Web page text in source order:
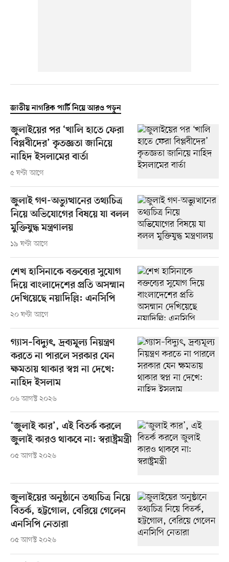
জাতীয় নাগরিক পার্টি নিয়ে আরও পড়ুন
জুলাইয়ের পর ‘খালি হাতে ফেরা
বিপ্লবীদের’ কৃতজ্ঞতা জানিয়ে
নাহিদ ইসলামের বার্তা
৫ ঘণ্টা আগে
জুলাই গণ-অভ্যুত্থানের তথ্যচিত্র
নিয়ে অভিযোগের বিষয়ে যা বলল
মুক্তিযুদ্ধ মন্ত্রণালয়
১৯ ঘণ্টা আগে
শেখ হাসিনাকে বক্তব্যের সুযোগ
দিয়ে বাংলাদেশের প্রতি অসম্মান
দেখিয়েছে নয়াদিল্লি: এনসিপি
২০ ঘণ্টা আগে
গ্যাস–বিদ্যুৎ, দ্রব্যমূল্য নিয়ন্ত্রণ
করতে না পারলে সরকার যেন
ক্ষমতায় থাকার স্বপ্ন না দেখে:
নাহিদ ইসলাম
০৬ আগস্ট ২০২৬
‘জুলাই কার’, এই বিতর্ক করলে
জুলাই কারও থাকবে না: স্বরাষ্ট্রমন্ত্রী
০৫ আগস্ট ২০২৬
জুলাইয়ের অনুষ্ঠানে তথ্যচিত্র নিয়ে
বিতর্ক, হট্টগোল, বেরিয়ে গেলেন
এনসিপি নেতারা
০৫ আগস্ট ২০২৬